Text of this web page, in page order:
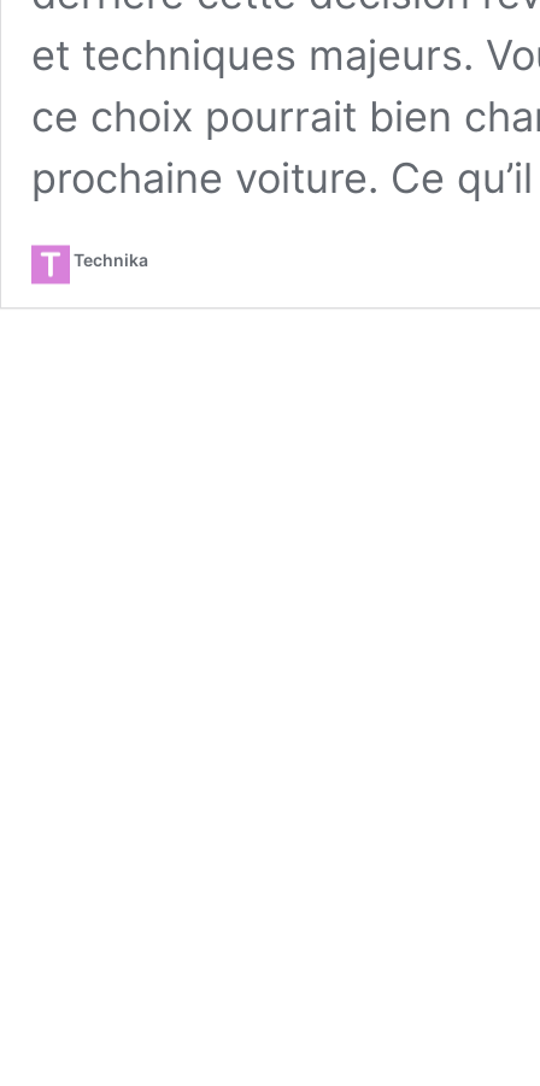
et techniques majeurs.
ce choix pourrait bien
prochaine voiture. Ce
Technika